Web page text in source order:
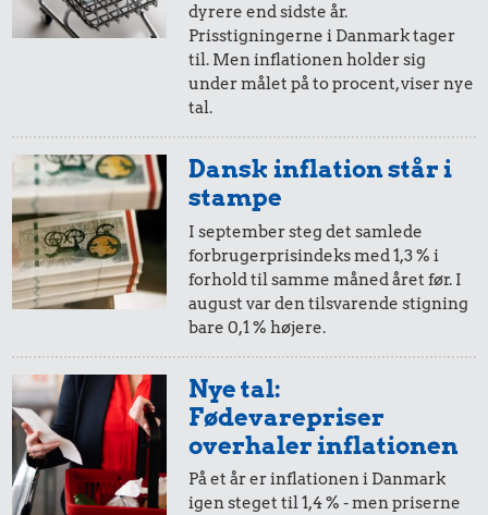
20,-
i 2005
= 29,-
i 2025
14,-
5,-
i 2005
= 7,-
i 2025
2,-
i 2005 i 2025
1,- = 1,-
dyrere end sidste år.
Prisstigningerne i Danmark tager
til. Men inflationen holder sig
under målet på to procent, viser nye
tal.
Dansk inflation står i
stampe
I september steg det samlede
forbrugerprisindeks med 1,3 % i
forhold til samme måned året før. I
august var den tilsvarende stigning
bare 0,1 % højere.
Nye tal:
Fødevarepriser
overhaler inflationen
På et år er inflationen i Danmark
igen steget til 1,4 % - men priserne